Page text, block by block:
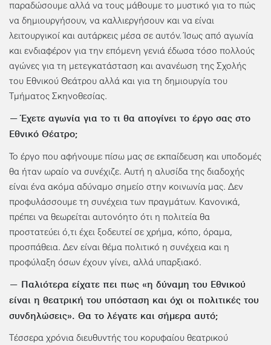
παραδώσουμε αλλά να τους μάθουμε το μυστικό για το πώς
να δημιουργήσουν, να καλλιεργήσουν και να είναι
λειτουργικοί και αυτάρκεις μέσα σε αυτόν. Ίσως από αγωνία
και ενδιαφέρον για την επόμενη γενιά έδωσα τόσο πολλούς
αγώνες για τη μετεγκατάσταση και ανανέωση της Σχολής
του Εθνικού Θεάτρου αλλά και για τη δημιουργία του
Τμήματος Σκηνοθεσίας.
— Έχετε αγωνία για το τι θα απογίνει το έργο σας στο
Εθνικό Θέατρο;
Το έργο που αφήνουμε πίσω μας σε εκπαίδευση και υποδομές
θα ήταν ωραίο να συνέχιζε. Αυτή η αλυσίδα της διαδοχής
είναι ένα ακόμα αδύναμο σημείο στην κοινωνία μας. Δεν
προφυλάσσουμε τη συνέχεια των πραγμάτων. Κανονικά,
πρέπει να θεωρείται αυτονόητο ότι η πολιτεία θα
προστατεύει ό,τι έχει ξοδευτεί σε χρήμα, κόπο, όραμα,
προσπάθεια. Δεν είναι θέμα πολιτικό η συνέχεια και η
προφύλαξη όσων έχουν γίνει, αλλά υπαρξιακό.
— Παλιότερα είχατε πει πως «η δύναμη του Εθνικού
είναι η θεατρική του υπόσταση και όχι οι πολιτικές του
συνδηλώσεις». Θα το λέγατε και σήμερα αυτό;
Τέσσερα χρόνια διευθυντής του κορυφαίου θεατρικού